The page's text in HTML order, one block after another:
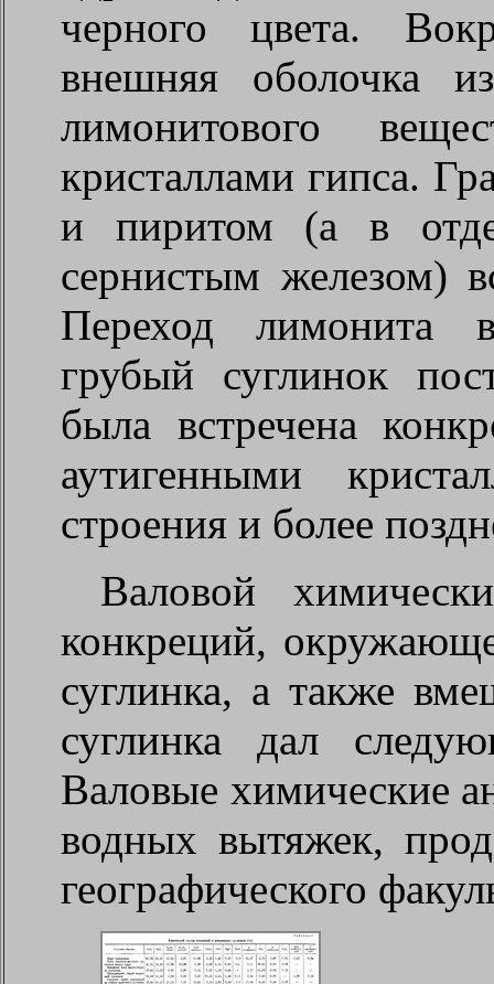
черного цвета.
внешняя оболочка
лимонитового
кристаллами гипса.
и пиритом (а в
сернистым железом)
Переход лимонита
грубый суглинок
была встречена
аутигенными
строения и более
Валовой
конкреций,
суглинка, а также
суглинка дал
Валовые химические
водных вытяжек,
географического